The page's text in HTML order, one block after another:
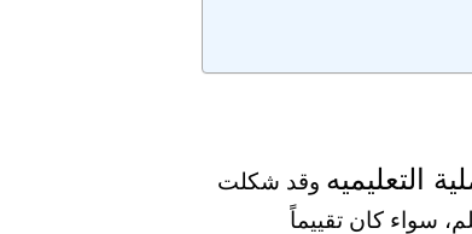
التعليميه وقد شكلت
سواء كان تقييماً